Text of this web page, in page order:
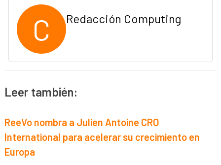
C Redacción Computing
Leer también:
ReeVo nombra a Julien Antoine CRO
International para acelerar su crecimiento en
Europa